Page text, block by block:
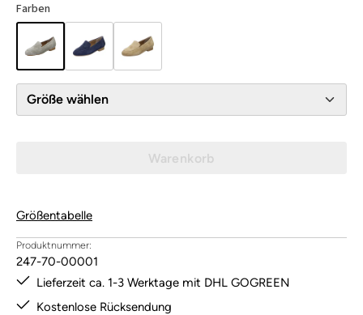
Farben
Größe wählen
Warenkorb
Größentabelle
Produktnummer:
247-70-00001
Lieferzeit ca. 1-3 Werktage mit DHL GOGREEN
Kostenlose Rücksendung